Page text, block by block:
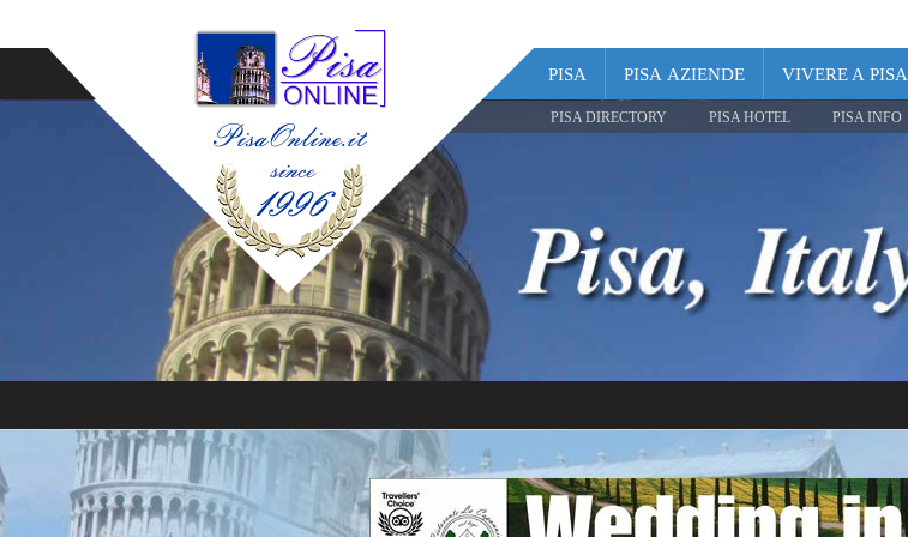
PISA PISA AZIENDE VIVERE A PISA
PISA DIRECTORY PISA HOTEL PISA INFO